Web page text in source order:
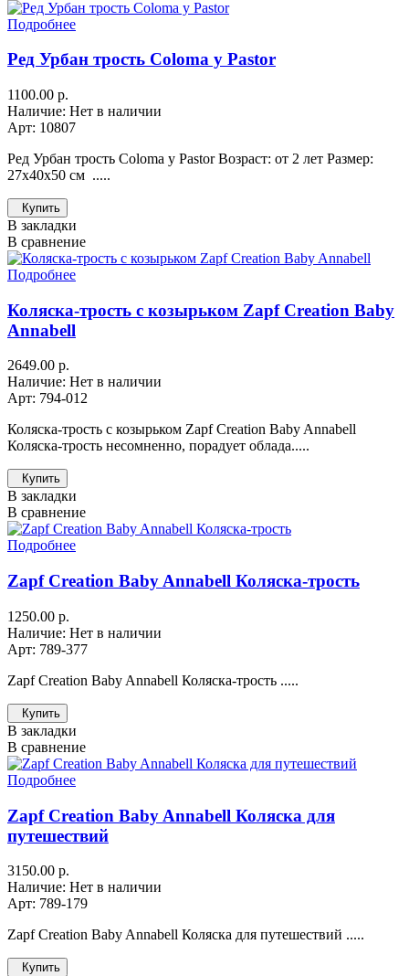
Подробнее
Ред Урбан трость Coloma y Pastor
1100.00 р.
Наличие: Нет в наличии
Арт: 10807
Ред Урбан трость Coloma y Pastor Возраст: от 2 лет Размер:
27х40х50 см .....
Купить
В закладки
В сравнение
Подробнее
Коляска-трость с козырьком Zapf Creation Baby
Annabell
2649.00 р.
Наличие: Нет в наличии
Арт: 794-012
Коляска-трость с козырьком Zapf Creation Baby Annabell
Коляска-трость несомненно, порадует облада.....
Купить
В закладки
В сравнение
Подробнее
Zapf Creation Baby Annabell Коляска-трость
1250.00 р.
Наличие: Нет в наличии
Арт: 789-377
Zapf Creation Baby Annabell Коляска-трость .....
Купить
В закладки
В сравнение
Подробнее
Zapf Creation Baby Annabell Коляска для
путешествий
3150.00 р.
Наличие: Нет в наличии
Арт: 789-179
Zapf Creation Baby Annabell Коляска для путешествий .....
Купить